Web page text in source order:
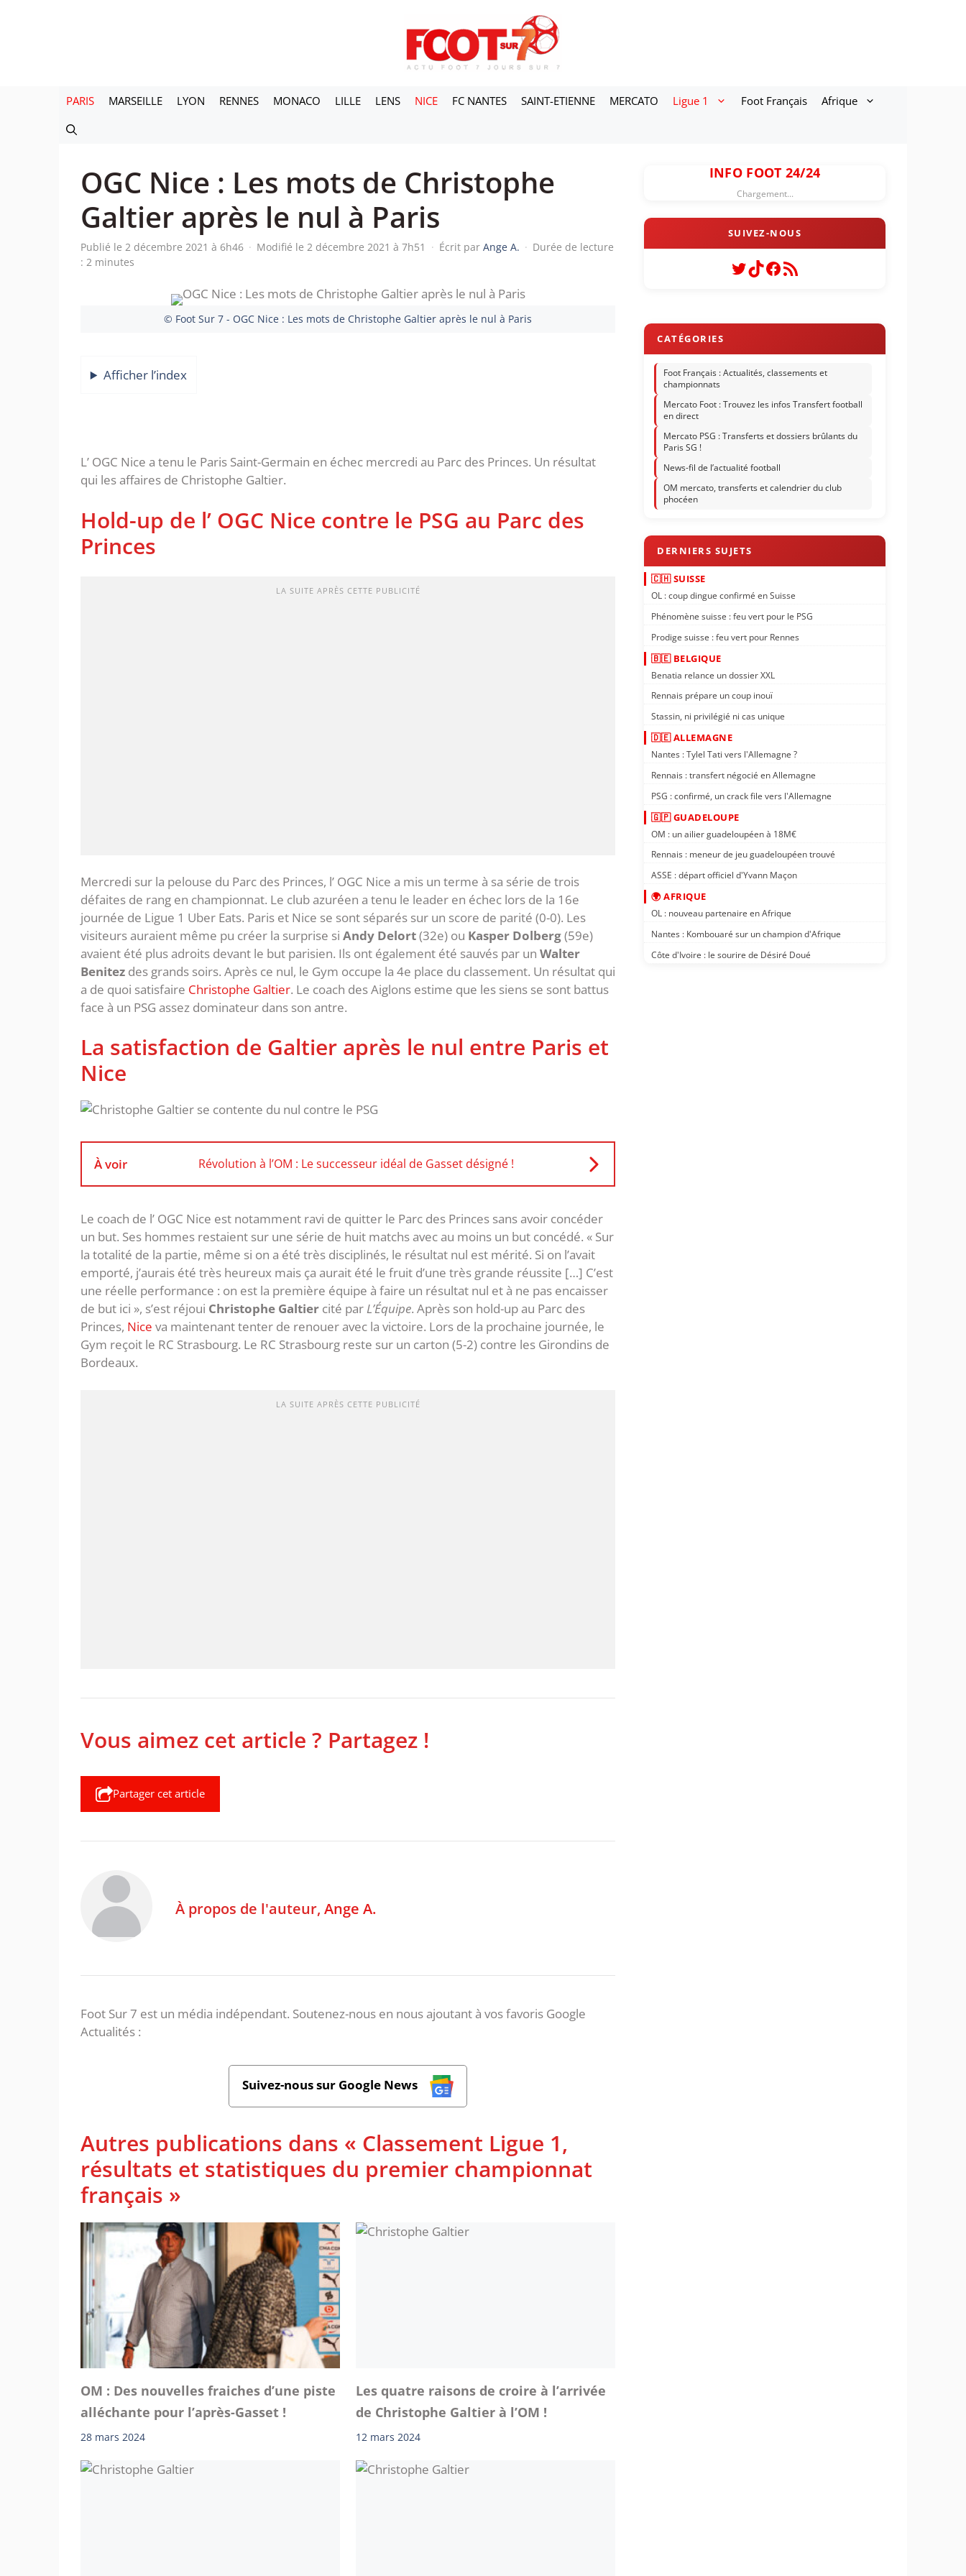
PARIS MARSEILLE LYON RENNES MONACO LILLE LENS NICE FC NANTES SAINT-ETIENNE MERCATO Ligue 1 Foot Français Afrique
OGC Nice : Les mots de Christophe
Galtier après le nul à Paris
Publié le 2 décembre 2021 à 6h46 · Modifié le 2 décembre 2021 à 7h51 · Écrit par Ange A. · Durée de lecture
: 2 minutes
© Foot Sur 7 - OGC Nice : Les mots de Christophe Galtier après le nul à Paris
Afficher l’index
L’ OGC Nice a tenu le Paris Saint-Germain en échec mercredi au Parc des Princes. Un résultat
qui les affaires de Christophe Galtier.
Hold-up de l’ OGC Nice contre le PSG au Parc des
Princes
LA SUITE APRÈS CETTE PUBLICITÉ
Mercredi sur la pelouse du Parc des Princes, l’ OGC Nice a mis un terme à sa série de trois
défaites de rang en championnat. Le club azuréen a tenu le leader en échec lors de la 16e
journée de Ligue 1 Uber Eats. Paris et Nice se sont séparés sur un score de parité (0-0). Les
visiteurs auraient même pu créer la surprise si Andy Delort(32e) ou Kasper Dolberg(59e)
avaient été plus adroits devant le but parisien. Ils ont également été sauvés par un Walter
Benitez des grands soirs. Après ce nul, le Gym occupe la 4e place du classement. Un résultat qui
a de quoi satisfaire Christophe Galtier. Le coach des Aiglons estime que les siens se sont battus
face à un PSG assez dominateur dans son antre.
La satisfaction de Galtier après le nul entre Paris et
Nice
À voir Révolution à l’OM : Le successeur idéal de Gasset désigné !
Le coach de l’ OGC Nice est notamment ravi de quitter le Parc des Princes sans avoir concéder
un but. Ses hommes restaient sur une série de huit matchs avec au moins un but concédé. « Sur
la totalité de la partie, même si on a été très disciplinés, le résultat nul est mérité. Si on l’avait
emporté, j’aurais été très heureux mais ça aurait été le fruit d’une très grande réussite […] C’est
une réelle performance : on est la première équipe à faire un résultat nul et à ne pas encaisser
de but ici », s’est réjoui Christophe Galtier cité par L’Équipe. Après son hold-up au Parc des
Princes, Nice va maintenant tenter de renouer avec la victoire. Lors de la prochaine journée, le
Gym reçoit le RC Strasbourg. Le RC Strasbourg reste sur un carton (5-2) contre les Girondins de
Bordeaux.
LA SUITE APRÈS CETTE PUBLICITÉ
Vous aimez cet article ? Partagez !
Partager cet article
À propos de l'auteur, Ange A.
Foot Sur 7 est un média indépendant. Soutenez-nous en nous ajoutant à vos favoris Google
Actualités :
Suivez-nous sur Google News
Autres publications dans « Classement Ligue 1,
résultats et statistiques du premier championnat
français »
OM : Des nouvelles fraiches d’une piste
alléchante pour l’après-Gasset !
28 mars 2024
Les quatre raisons de croire à l’arrivée
de Christophe Galtier à l’OM !
12 mars 2024
INFO FOOT 24/24
Chargement...
Twitter
TikTok
Facebook
Flux RSS
Foot Français : Actualités, classements et
championnats
Mercato Foot : Trouvez les infos Transfert football
en direct
Mercato PSG : Transferts et dossiers brûlants du
Paris SG !
News-fil de l’actualité football
OM mercato, transferts et calendrier du club
phocéen
🇨🇭 SUISSE
OL : coup dingue confirmé en Suisse
Phénomène suisse : feu vert pour le PSG
Prodige suisse : feu vert pour Rennes
🇧🇪 BELGIQUE
Benatia relance un dossier XXL
Rennais prépare un coup inouï
Stassin, ni privilégié ni cas unique
🇩🇪 ALLEMAGNE
Nantes : Tylel Tati vers l'Allemagne ?
Rennais : transfert négocié en Allemagne
PSG : confirmé, un crack file vers l'Allemagne
🇬🇵 GUADELOUPE
OM : un ailier guadeloupéen à 18M€
Rennais : meneur de jeu guadeloupéen trouvé
ASSE : départ officiel d'Yvann Maçon
🌍 AFRIQUE
OL : nouveau partenaire en Afrique
Nantes : Kombouaré sur un champion d'Afrique
Côte d'Ivoire : le sourire de Désiré Doué